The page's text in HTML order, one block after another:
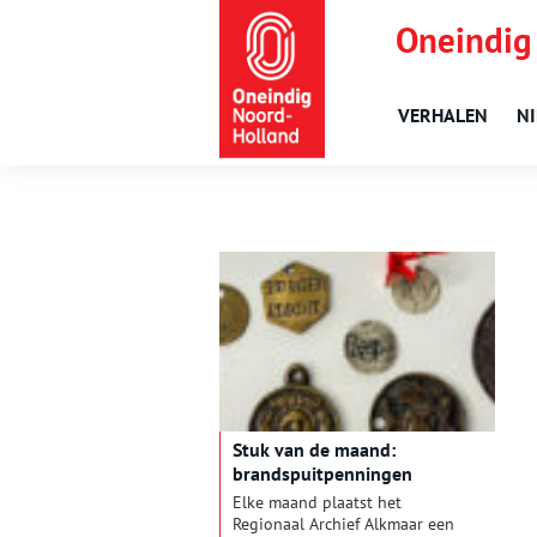
VERHALEN
Stuk van de maand:
brandspuitpenningen
Elke maand plaatst het
Regionaal Archief Alkmaar een